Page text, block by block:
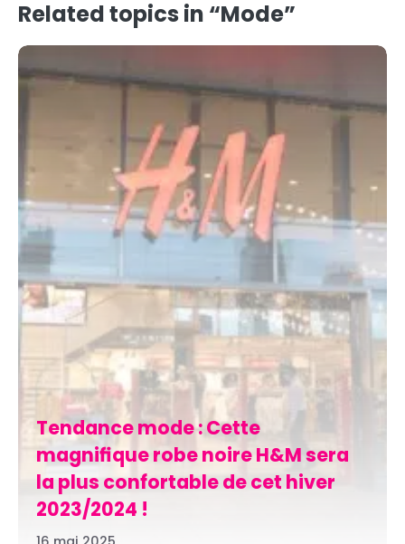
Related topics in “Mode”
Tendance mode : Cette
magnifique robe noire H&M sera
la plus confortable de cet hiver
2023/2024 !